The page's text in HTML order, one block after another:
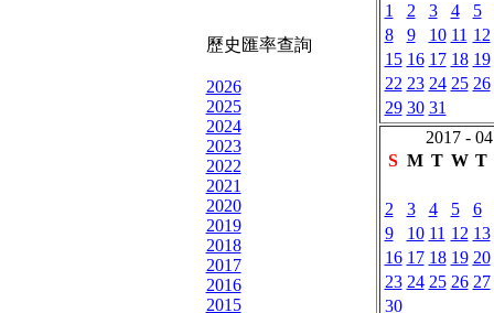
歷史匯率查詢
2026
2025
2024
2023
2022
2021
2020
2019
2018
2017
2016
2015
1
2 3 4
5
8
9 10 11 12
15 16 17 18 19
22 23 24 25 26
29 30 31
2017 - 04
S M T W T
2 3 4 5
6
9
10 11 12 13
16 17 18 19 20
23 24 25 26 27
30